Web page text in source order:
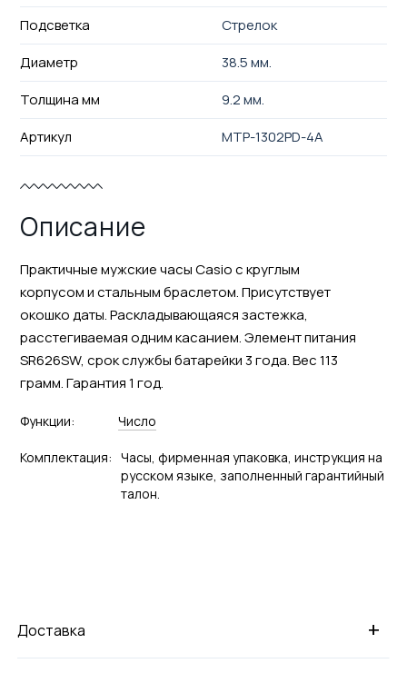
Подсветка
Стрелок
Диаметр
38.5 мм.
Толщина мм
9.2 мм.
Артикул
MTP-1302PD-4A
Описание
Практичные мужские часы Casio с круглым
корпусом и стальным браслетом. Присутствует
окошко даты. Раскладывающаяся застежка,
расстегиваемая одним касанием. Элемент питания
SR626SW, срок службы батарейки 3 года. Вес 113
грамм. Гарантия 1 год.
Функции: Число
Комплектация: Часы, фирменная упаковка, инструкция на
русском языке, заполненный гарантийный
талон.
+
Доставка